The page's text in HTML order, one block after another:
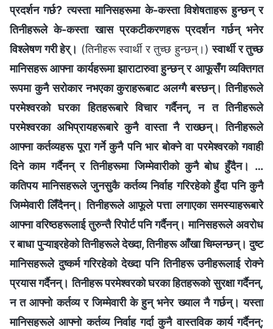
प्रदर्शन गर्छ? त्यस्ता मानिसहरूमा के-कस्ता विशेषताहरू हुन्छन् र
तिनीहरूले के-कस्ता खास प्रकटीकरणहरू प्रदर्शन गर्छन् भनेर
विश्‍लेषण गरी हेर्। (तिनीहरू स्वार्थी र तुच्छ हुन्छन्।)स्वार्थी र तुच्छ
मानिसहरू आफ्ना कार्यहरूमा झाराटारुवा हुन्छन् र आफूसँग व्यक्तिगत
रूपमा कुनै सरोकार नभएका कुराहरूबाट अलग्गै बस्छन्। तिनीहरूले
परमेश्‍वरको घरका हितहरूबारे विचार गर्दैनन्, न त तिनीहरूले
परमेश्‍वरका अभिप्रायहरूबारे कुनै वास्ता नै राख्छन्। तिनीहरूले
आफ्ना कर्तव्यहरू पूरा गर्ने कुनै पनि भार बोक्ने वा परमेश्‍वरको गवाही
दिने काम गर्दैनन् र तिनीहरूमा जिम्मेवारीको कुनै बोध हुँदैन। …
कतिपय मानिसहरूले जुनसुकै कर्तव्य निर्वाह गरिरहेको हुँदा पनि कुनै
जिम्मेवारी लिँदैनन्। तिनीहरूले आफूले पत्ता लगाएका समस्याहरूबारे
आफ्ना वरिष्ठहरूलाई तुरुन्तै रिपोर्ट पनि गर्दैनन्। मानिसहरूले अवरोध
र बाधा पुऱ्याइरहेको तिनीहरूले देख्दा, तिनीहरू आँखा चिम्लन्छन्। दुष्ट
मानिसहरूले दुष्कर्म गरिरहेको देख्दा पनि तिनीहरू उनीहरूलाई रोक्‍ने
प्रयास गर्दैनन्। तिनीहरू परमेश्‍वरको घरका हितहरूको सुरक्षा गर्दैनन्,
न त आफ्नो कर्तव्य र जिम्मेवारी के हुन् भनेर ख्याल नै गर्छन्। यस्ता
मानिसहरूले आफ्नो कर्तव्य निर्वाह गर्दा कुनै वास्तविक कार्य गर्दैनन्;